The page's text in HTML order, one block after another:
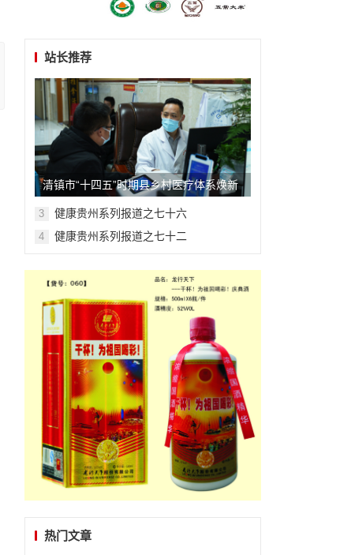
站长推荐
清镇市“十四五”时期县乡村医疗体系焕新
升级记
3 健康贵州系列报道之七十六
4 健康贵州系列报道之七十二
热门文章